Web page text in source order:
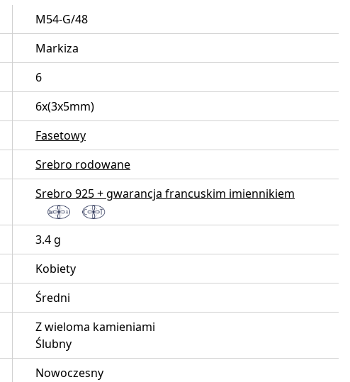
M54-G/48
Markiza
6
6x(3x5mm)
Fasetowy
Srebro rodowane
Srebro 925 + gwarancja francuskim imiennikiem
3.4 g
Kobiety
Średni
Z wieloma kamieniami
Ślubny
Nowoczesny